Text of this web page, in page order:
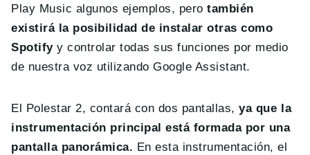
Play Music algunos ejemplos, pero también
existirá la posibilidad de instalar otras como
Spotifyy controlar todas sus funciones por medio
de nuestra voz utilizando Google Assistant.
El Polestar 2, contará con dos pantallas,ya que la
instrumentación principal está formada por una
pantalla panorámica. En esta instrumentación, el